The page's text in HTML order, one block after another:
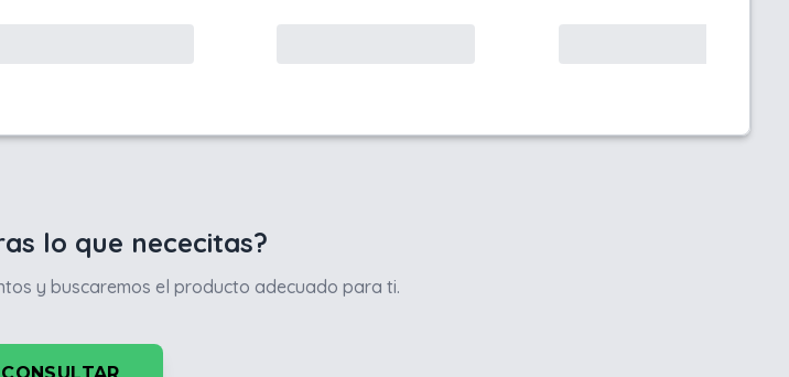
lo que nececitas?
y buscaremos el producto adecuado para ti.